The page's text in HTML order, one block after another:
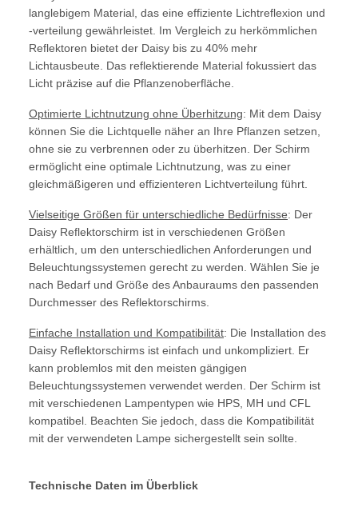
langlebigem Material, das eine effiziente Lichtreflexion und
-verteilung gewährleistet. Im Vergleich zu herkömmlichen
Reflektoren bietet der Daisy bis zu 40% mehr
Lichtausbeute. Das reflektierende Material fokussiert das
Licht präzise auf die Pflanzenoberfläche.
Optimierte Lichtnutzung ohne Überhitzung: Mit dem Daisy
können Sie die Lichtquelle näher an Ihre Pflanzen setzen,
ohne sie zu verbrennen oder zu überhitzen. Der Schirm
ermöglicht eine optimale Lichtnutzung, was zu einer
gleichmäßigeren und effizienteren Lichtverteilung führt.
Vielseitige Größen für unterschiedliche Bedürfnisse: Der
Daisy Reflektorschirm ist in verschiedenen Größen
erhältlich, um den unterschiedlichen Anforderungen und
Beleuchtungssystemen gerecht zu werden. Wählen Sie je
nach Bedarf und Größe des Anbauraums den passenden
Durchmesser des Reflektorschirms.
Einfache Installation und Kompatibilität: Die Installation des
Daisy Reflektorschirms ist einfach und unkompliziert. Er
kann problemlos mit den meisten gängigen
Beleuchtungssystemen verwendet werden. Der Schirm ist
mit verschiedenen Lampentypen wie HPS, MH und CFL
kompatibel. Beachten Sie jedoch, dass die Kompatibilität
mit der verwendeten Lampe sichergestellt sein sollte.
Technische Daten im Überblick